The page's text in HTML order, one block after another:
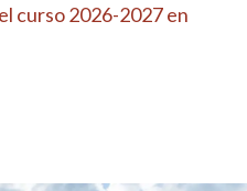
curso 2026-2027 en